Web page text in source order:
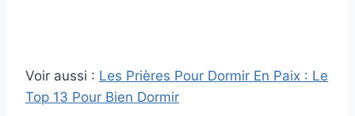
Voir aussi : Les Prières Pour Dormir En Paix : Le
Top 13 Pour Bien Dormir